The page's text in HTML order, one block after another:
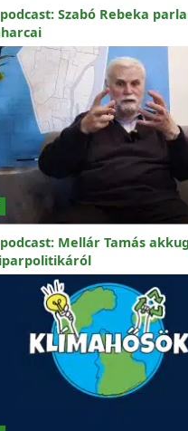
Szabó Rebeka
Mellár Tamás